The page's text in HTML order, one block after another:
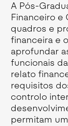
A Pós-
Financeiro e
quadros e
financeira e
aprofundar
funcionais
relato
requisitos
controlo
permitam